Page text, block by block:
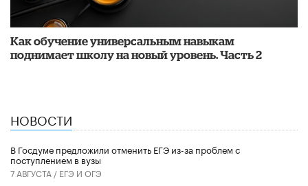
​Как обучение универсальным навыкам
поднимает школу на новый уровень. Часть 2
НОВОСТИ
В Госдуме предложили отменить ЕГЭ из-за проблем с
поступлением в вузы
7 АВГУСТА / ЕГЭ И ОГЭ